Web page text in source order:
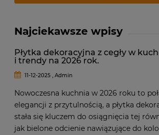
perspektywie przyczynia się do pękania lub
Najciekawsze wpisy
Płytka dekoracyjna z cegły w
i trendy na 2026 rok.
11-12-2025 , Admin
Nowoczesna kuchnia w 2026 roku to
elegancji z przytulnością, a płytka
stała się kluczem do osiągnięcia tej
jak bielone odcienie nawiązujące do